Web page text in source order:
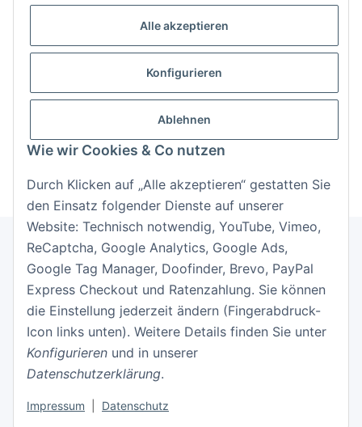
Alle akzeptieren
Konfigurieren
Ablehnen
Wie wir Cookies & Co nutzen
Durch Klicken auf „Alle akzeptieren“ gestatten Sie
den Einsatz folgender Dienste auf unserer
Website: Technisch notwendig, YouTube, Vimeo,
ReCaptcha, Google Analytics, Google Ads,
Google Tag Manager, Doofinder, Brevo, PayPal
Express Checkout und Ratenzahlung. Sie können
die Einstellung jederzeit ändern (Fingerabdruck-
Icon links unten). Weitere Details finden Sie unter
Konfigurieren und in unserer
Datenschutzerklärung.
Impressum Datenschutz
Anmelden
Neu hier? Jetzt registrieren!
Informationen
Gesetzliche Informationen